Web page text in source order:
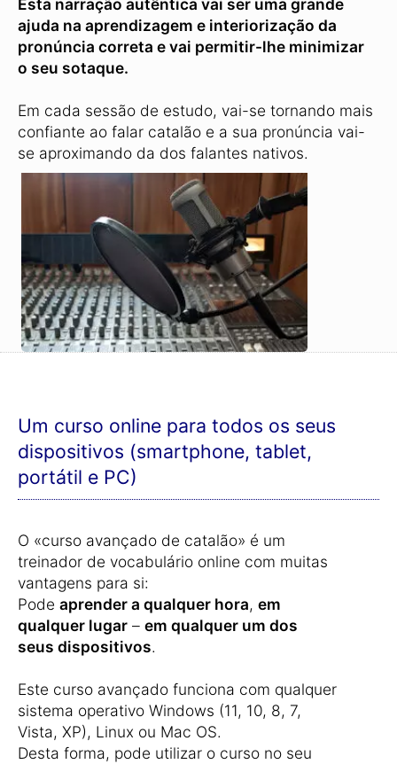
Esta narração autêntica vai ser uma grande
ajuda na aprendizagem e interiorização da
pronúncia correta e vai permitir-lhe minimizar
o seu sotaque.
Em cada sessão de estudo, vai-se tornando mais
confiante ao falar catalão e a sua pronúncia vai-
se aproximando da dos falantes nativos.
Um curso online para todos os seus
dispositivos (smartphone, tablet,
portátil e PC)
O «curso avançado de catalão» é um
treinador de vocabulário online com muitas
vantagens para si:
Pode aprender a qualquer hora, em
qualquer lugar – em qualquer um dos
seus dispositivos.
Este curso avançado funciona com qualquer
sistema operativo Windows (11, 10, 8, 7,
Vista, XP), Linux ou Mac OS.
Desta forma, pode utilizar o curso no seu